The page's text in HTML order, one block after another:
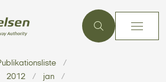
2012
jan